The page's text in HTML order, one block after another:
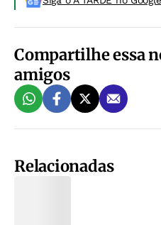
Compartilhe essa
amigos
Relacionadas